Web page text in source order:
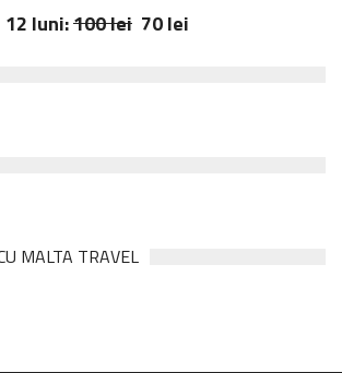
12 luni:100 lei 70 lei
MALTA TRAVEL